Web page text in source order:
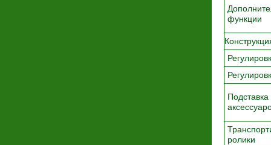
функции
ролики